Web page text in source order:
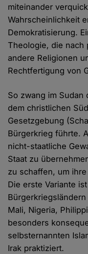
miteinander
Wahrscheinlichkeit
Demokratisierung.
Theologie, die nach
andere Religionen
Rechtfertigung von
So zwang im Sudan
dem christlichen
Gesetzgebung
Bürgerkrieg führte.
nicht-staatliche
Staat zu
zu schaffen, um
Die erste Variante
Mali, Nigeria,
besonders
selbsternannten
Irak praktiziert.